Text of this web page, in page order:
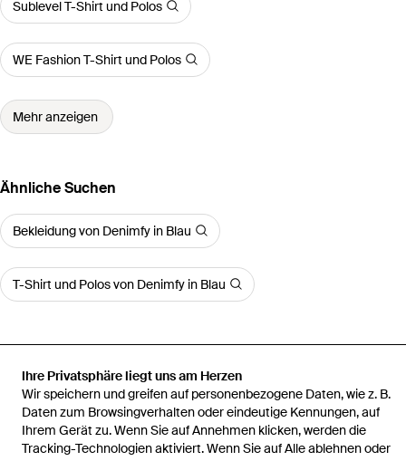
Ihre Privatsphäre liegt uns am Herzen
Wir speichern und greifen auf personenbezogene Daten, wie z. B.
Daten zum Browsingverhalten oder eindeutige Kennungen, auf
Ihrem Gerät zu. Wenn Sie auf Annehmen klicken, werden die
Tracking-Technologien aktiviert. Wenn Sie auf Alle ablehnen oder
Sublevel T-Shirt und Polos
WE Fashion T-Shirt und Polos
Mehr anzeigen
Ähnliche Suchen
Bekleidung von Denimfy in Blau
T-Shirt und Polos von Denimfy in Blau
Startseite Herren T-Shirt und Polos
Tshirt Herren Baumwolle
Regular Fit Dfnuri 4Er Pack Set